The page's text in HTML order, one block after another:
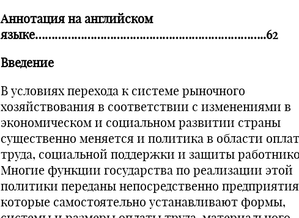
Аннотация на английском
языке……………………………………………………………..62
Введение
В условиях перехода к системе рыночного
хозяйствования в соответствии с изменениями в
экономическом и социальном развитии страны
существенно меняется и политика в области
труда, социальной поддержки и защиты
Многие функции государства по реализации этой
политики переданы непосредственно
которые самостоятельно устанавливают формы,